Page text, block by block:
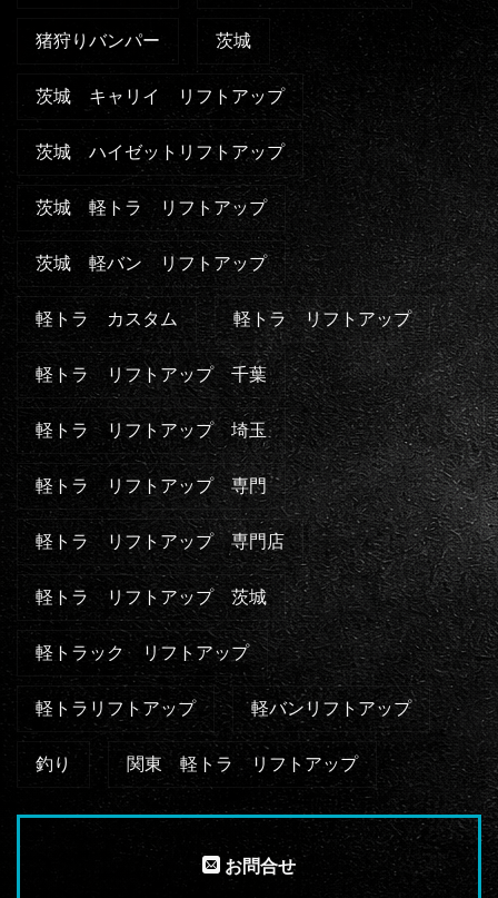
猪狩りバンパー 茨城
茨城 キャリイ リフトアップ
茨城 ハイゼットリフトアップ
茨城 軽トラ リフトアップ
茨城 軽バン リフトアップ
軽トラ カスタム 軽トラ リフトアップ
軽トラ リフトアップ 千葉
軽トラ リフトアップ 埼玉
軽トラ リフトアップ 専門
軽トラ リフトアップ 専門店
軽トラ リフトアップ 茨城
軽トラック リフトアップ
軽トラリフトアップ 軽バンリフトアップ
釣り 関東 軽トラ リフトアップ
お問合せ